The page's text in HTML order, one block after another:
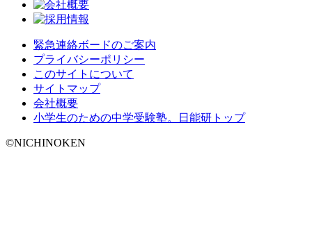
緊急連絡ボードのご案内
プライバシーポリシー
このサイトについて
サイトマップ
会社概要
小学生のための中学受験塾。日能研トップ
©NICHINOKEN